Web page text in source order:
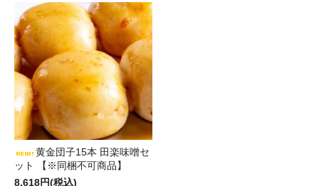
黄金団子15本 田楽味噌セ
ット 【※同梱不可商品】
8,618円(税込)